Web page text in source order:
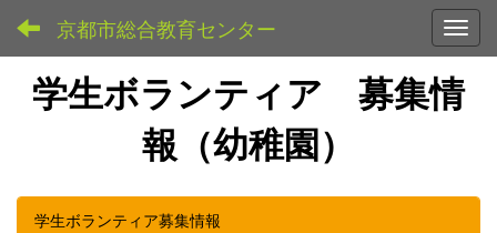
京都市総合教育センター
学生ボランティア 募集情
報（幼稚園）
学生ボランティア募集情報